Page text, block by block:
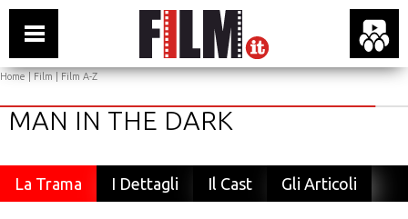
Home|Film|Film A-Z
MAN IN THE DARK
La Trama I Dettagli Il Cast Gli Articoli